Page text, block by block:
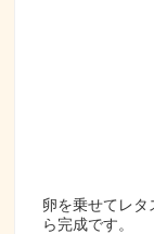
卵を乗せてレタ
ら完成です。